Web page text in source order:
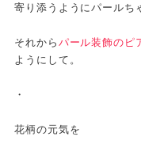
寄り添うようにパールち
それから パール装飾のピ
ようにして。
・
花柄の元気を